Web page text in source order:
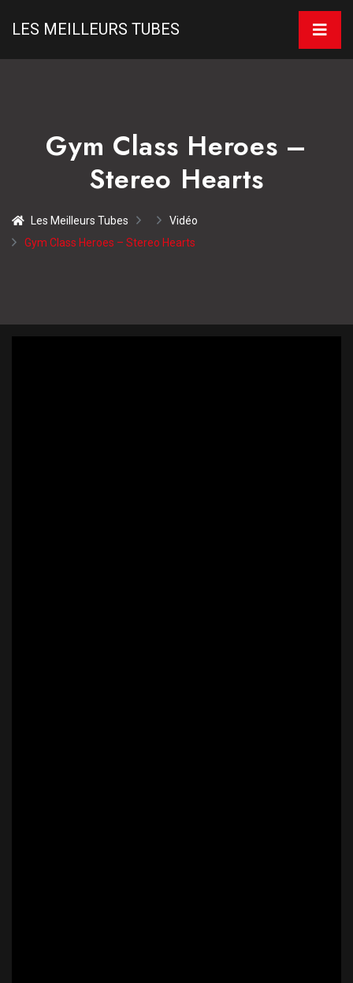
LES MEILLEURS TUBES
Gym Class Heroes –
Stereo Hearts
Les Meilleurs Tubes
Vidéo
Gym Class Heroes – Stereo Hearts